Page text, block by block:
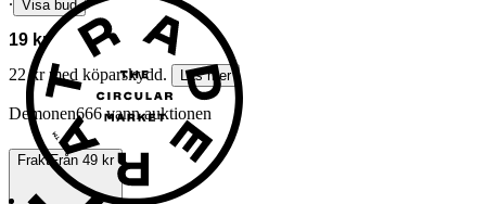
∙ Visa bud
19 kr
22 kr med köparskydd.
Läs mer
Demonen666 vann auktionen
Frakt Från 49 kr